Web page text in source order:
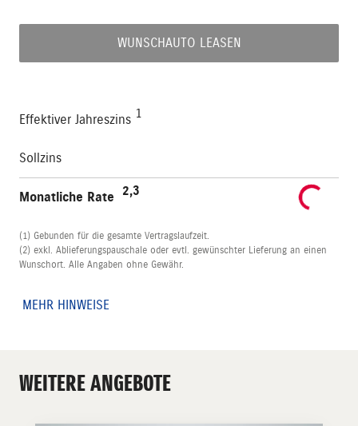
WUNSCHAUTO LEASEN
Effektiver Jahreszins 1
Sollzins
Monatliche Rate 2,3
(1) Gebunden für die gesamte Vertragslaufzeit.
(2) exkl. Ablieferungspauschale oder evtl. gewünschter Lieferung an einen
Wunschort. Alle Angaben ohne Gewähr.
MEHR HINWEISE
WEITERE ANGEBOTE